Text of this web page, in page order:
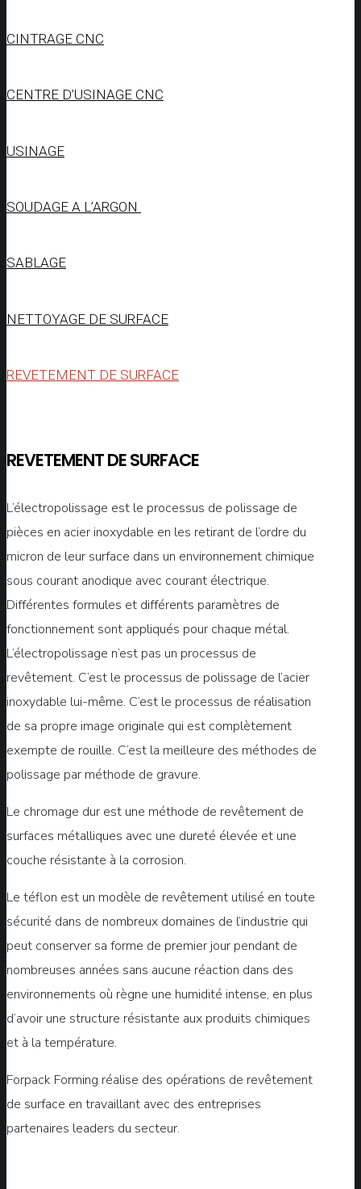
CINTRAGE CNC
CENTRE D’USINAGE CNC
USINAGE
SOUDAGE A L’ARGON
SABLAGE
NETTOYAGE DE SURFACE
REVETEMENT DE SURFACE
REVETEMENT DE SURFACE
L’électropolissage est le processus de polissage de
pièces en acier inoxydable en les retirant de l’ordre du
micron de leur surface dans un environnement chimique
sous courant anodique avec courant électrique.
Différentes formules et différents paramètres de
fonctionnement sont appliqués pour chaque métal.
L’électropolissage n’est pas un processus de
revêtement. C’est le processus de polissage de l’acier
inoxydable lui-même. C’est le processus de réalisation
de sa propre image originale qui est complètement
exempte de rouille. C’est la meilleure des méthodes de
polissage par méthode de gravure.
Le chromage dur est une méthode de revêtement de
surfaces métalliques avec une dureté élevée et une
couche résistante à la corrosion.
Le téflon est un modèle de revêtement utilisé en toute
sécurité dans de nombreux domaines de l’industrie qui
peut conserver sa forme de premier jour pendant de
nombreuses années sans aucune réaction dans des
environnements où règne une humidité intense, en plus
d’avoir une structure résistante aux produits chimiques
et à la température.
Forpack Forming réalise des opérations de revêtement
de surface en travaillant avec des entreprises
partenaires leaders du secteur.